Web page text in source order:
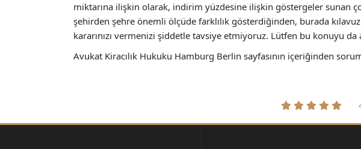
miktarına ilişkin olarak, indirim yüzdesine ilişkin göstergeler sunan
şehirden şehre önemli ölçüde farklılık gösterdiğinden, burada
kararınızı vermenizi şiddetle tavsiye etmiyoruz. Lütfen bu konuyu da
Avukat Kiracılık Hukuku Hamburg Berlin sayfasının içeriğinden